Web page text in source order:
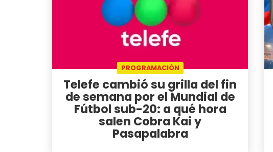
PROGRAMACIÓN
Telefe cambió su grilla del fin
de semana por el Mundial de
Fútbol sub-20: a qué hora
salen Cobra Kai y
Pasapalabra